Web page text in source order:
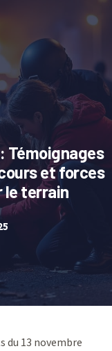
Témoignages
et forces
le terrain
du 13 novembre